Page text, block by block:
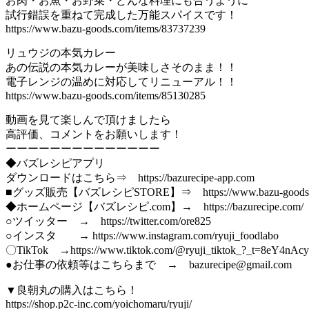
試行錯誤を重ねて完成した万能スパイスです！
https://www.bazu-goods.com/items/83737239
リュウジの本気カレー
あの伝説の本気カレーが美味しさそのまま！！
電子レンジの温めに対応してリニューアル！！
https://www.bazu-goods.com/items/85130285
動画を見て楽しんで頂けましたら
高評価、コメントをお願いします！
ーーーーーーーーーーーーーー
◆バズレシピアプリ
ダウンロードはこちら⇒ https://bazurecipe-app.com
■グッズ販売【バズレシピSTORE】⇒ https://www.bazu-
◆ホームページ【バズレシピ.com】→ https://bazurecipe.com/
○ツイッター → https://twitter.com/ore825
○インスタ → https://www.instagram.com/ryuji_foodlabo
〇TikTok →https://www.tiktok.com/
●お仕事の依頼等はこちらまで → bazurecipe@gmail.com
▼良朝丸の購入はこちら！
https://shop.p2c-inc.com/yoichomaru/ryuji/